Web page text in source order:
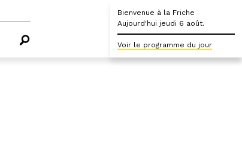
Bienvenue à la Friche
Aujourd'hui jeudi 6 août.
Voir le programme du jour